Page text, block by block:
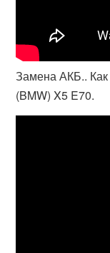
Замена АКБ..
(BMW) X5 E70.